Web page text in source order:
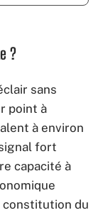
?
sans
point à
à environ
fort
capacité à
constitution du